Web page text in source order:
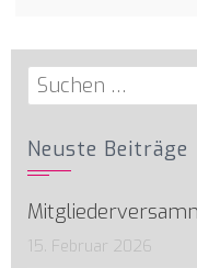
Suchen
Neuste Beiträge
15. Februar 2026